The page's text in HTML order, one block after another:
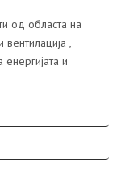
од областа на
,
и